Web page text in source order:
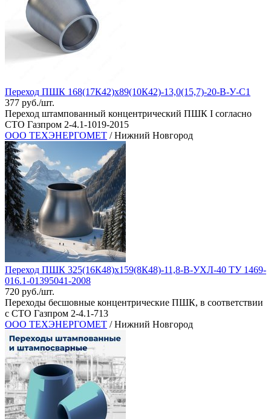
Переход ПШК 168(17К42)х89(10К42)-13,0(15,7)-20-В-У-C1
377 руб./шт.
Переход штампованный концентрический ПШК I согласно
СТО Газпром 2-4.1-1019-2015
ООО ТЕХЭНЕРГОМЕТ / Нижний Новгород
Переход ПШК 325(16К48)х159(8К48)-11,8-В-УХЛ-40 ТУ 1469-
016.1-01395041-2008
720 руб./шт.
Переходы бесшовные концентрические ПШК, в соответствии
с СТО Газпром 2-4.1-713
ООО ТЕХЭНЕРГОМЕТ / Нижний Новгород